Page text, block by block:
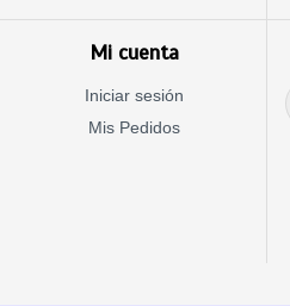
Mi cuenta
Iniciar sesión
Mis Pedidos